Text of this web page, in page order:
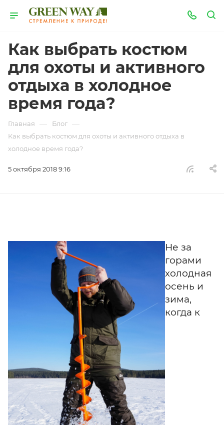
Как выбрать костюм
для охоты и активного
отдыха в холодное
время года?
Главная — Блог —
Как выбрать костюм для охоты и активного отдыха в
холодное время года?
5 октября 2018 9:16
Не за
горами
холодная
осень и
зима,
когда к